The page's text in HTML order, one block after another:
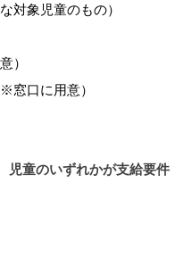
対象 児童のもの）
）
窓口に用意）
児童のいずれかが支給要件